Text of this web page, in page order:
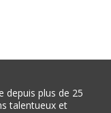
depuis plus de 25
talentueux et